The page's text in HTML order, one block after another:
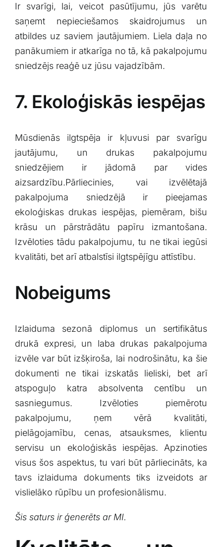
Ir​ svarīgi, ⁣lai, veicot⁣ pasūtījumu, jūs varētu
saņemt ​nepieciešamos skaidrojumus ​un
atbildes uz⁤ saviem jautājumiem. ⁢Liela‍ daļa no⁣
panākumiem ⁣ir atkarīga no tā, kā pakalpojumu
sniedzējs⁣ reaģē uz ‍jūsu ⁢vajadzībām.
7. Ekoloģiskās iespējas
Mūsdienās ilgtspēja ir⁣ kļuvusi par svarīgu
‍jautājumu, ‌un ⁣drukas pakalpojumu
sniedzējiem ir jādomā par​ vides
aizsardzību.Pārliecinies, vai ⁢izvēlētajā
pakalpojuma ‌sniedzējā ir pieejamas
ekoloģiskas drukas iespējas, piemēram, ⁣bišu
krāsu un pārstrādātu papīru izmantošana.
Izvēloties tādu pakalpojumu, tu ne tikai iegūsi
kvalitāti, ⁢bet arī atbalstīsi ilgtspējīgu ⁢attīstību.
Nobeigums
Izlaiduma‌ sezonā⁤ diplomus un⁣ sertifikātus
drukā expresi, un laba ⁣drukas ​pakalpojuma
izvēle var būt izšķiroša, ⁣lai nodrošinātu, ka šie
dokumenti⁣ ne tikai izskatās lieliski, bet arī
atspoguļo katra absolventa centību un
sasniegumus.⁤ Izvēloties piemērotu
pakalpojumu, ņem ⁣vērā kvalitāti,
‌pielāgojamību, cenas, atsauksmes, klientu
⁣servisu un ekoloģiskās iespējas.⁣ Apzinoties⁣
visus ⁤šos aspektus, tu⁤ vari būt pārliecināts, ka​
tavs ​izlaiduma dokuments tiks izveidots ar
vislielāko rūpību un profesionālismu.
Šis saturs ir ģenerēts ​ar MI.